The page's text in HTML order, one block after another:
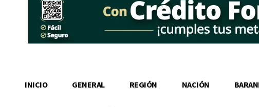
INICIO GENERAL REGIÓN NACIÓN